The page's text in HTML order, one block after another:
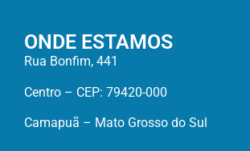
ONDE ESTAMOS
Rua Bonfim, 441
Centro – CEP: 79420-000
Camapuã – Mato Grosso do Sul